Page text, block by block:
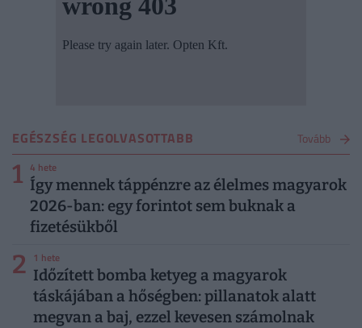
EGÉSZSÉG LEGOLVASOTTABB Tovább
1 4 hete
Így mennek táppénzre az élelmes magyarok
2026-ban: egy forintot sem buknak a
fizetésükből
2 1 hete
Időzített bomba ketyeg a magyarok
táskájában a hőségben: pillanatok alatt
megvan a baj, ezzel kevesen számolnak